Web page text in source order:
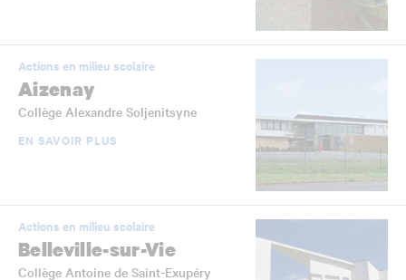
Actions en milieu scolaire
Aizenay
Collège Alexandre Soljenitsyne
EN SAVOIR PLUS
Actions en milieu scolaire
Belleville-sur-Vie
Collège Antoine de Saint-Exupéry